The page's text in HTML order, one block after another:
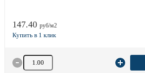
147.40 руб/м2
Количество товара